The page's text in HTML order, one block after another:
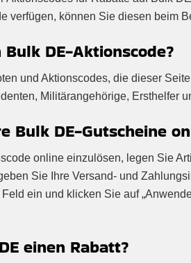
verfügen, können Sie diesen beim
DE-Aktionscode?
und Aktionscodes, die dieser
Militärangehörige, Ersthelfer
Bulk DE-Gutscheine
online einzulösen, legen Sie
Sie Ihre Versand- und
ein und klicken Sie auf
einen Rabatt?